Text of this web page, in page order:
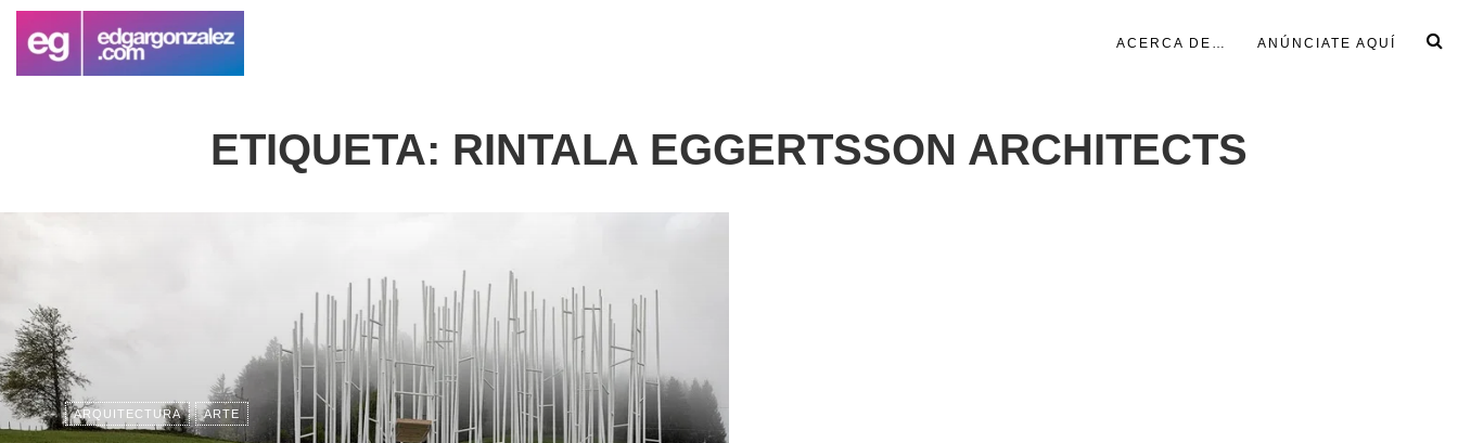
ACERCA DE… ANÚNCIATE AQUÍ
ETIQUETA: RINTALA EGGERTSSON ARCHITECTS
ARQUITECTURA ARTE